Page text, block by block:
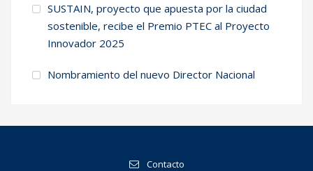
SUSTAIN, proyecto que apuesta por la ciudad
sostenible, recibe el Premio PTEC al Proyecto
Innovador 2025
Nombramiento del nuevo Director Nacional
Contacto